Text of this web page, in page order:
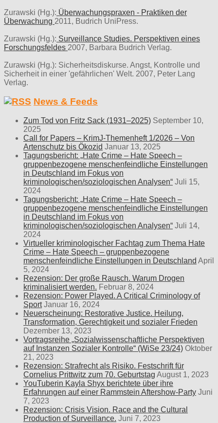
Zurawski (Hg.): Überwachungspraxen - Praktiken der
Überwachung 2011, Budrich UniPress.
Zurawski (Hg.): Surveillance Studies. Perspektiven eines
Forschungsfeldes 2007, Barbara Budrich Verlag.
Zurawski (Hg.): Sicherheitsdiskurse. Angst, Kontrolle und
Sicherheit in einer 'gefährlichen' Welt. 2007, Peter Lang
Verlag.
News & Feeds
Zum Tod von Fritz Sack (1931–2025) September 10,
2025
Call for Papers – KrimJ-Themenheft 1/2026 – Von
Artenschutz bis Ökozid Januar 13, 2025
Tagungsbericht: „Hate Crime – Hate Speech –
gruppenbezogene menschenfeindliche Einstellungen
in Deutschland im Fokus von
kriminologischen/soziologischen Analysen“ Juli 15,
2024
Tagungsbericht: „Hate Crime – Hate Speech –
gruppenbezogene menschenfeindliche Einstellungen
in Deutschland im Fokus von
kriminologischen/soziologischen Analysen“ Juli 14,
2024
Virtueller kriminologischer Fachtag zum Thema Hate
Crime – Hate Speech – gruppenbezogene
menschenfeindliche Einstellungen in Deutschland April
5, 2024
Rezension: Der große Rausch. Warum Drogen
kriminalisiert werden. Februar 8, 2024
Rezension: Power Played. A Critical Criminology of
Sport Januar 16, 2024
Neuerscheinung: Restorative Justice. Heilung,
Transformation, Gerechtigkeit und sozialer Frieden
Dezember 13, 2023
Vortragsreihe „Sozialwissenschaftliche Perspektiven
auf Instanzen Sozialer Kontrolle“ (WiSe 23/24) Oktober
21, 2023
Rezension: Strafrecht als Risiko. Festschrift für
Cornelius Prittwitz zum 70. Geburtstag August 1, 2023
YouTuberin Kayla Shyx berichtete über ihre
Erfahrungen auf einer Rammstein Aftershow-Party Juni
7, 2023
Rezension: Crisis Vision. Race and the Cultural
Production of Surveillance. Juni 7, 2023